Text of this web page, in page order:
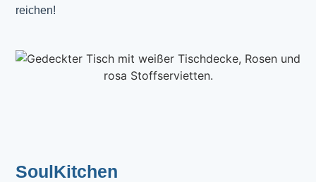
reichen!
SoulKitchen